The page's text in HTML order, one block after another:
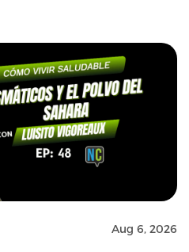
Aug 6, 2026